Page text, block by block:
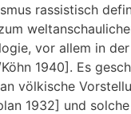
ras­sis­tisch
vor allem in
1940]. Es
völ­ki­sche
1932] und